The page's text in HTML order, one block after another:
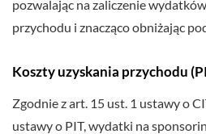
pozwalając na zaliczenie
przychodu i znacząco obniżając
Koszty uzyskania przychodu
Zgodnie z art. 15 ust. 1 ustawy o
ustawy o PIT, wydatki na